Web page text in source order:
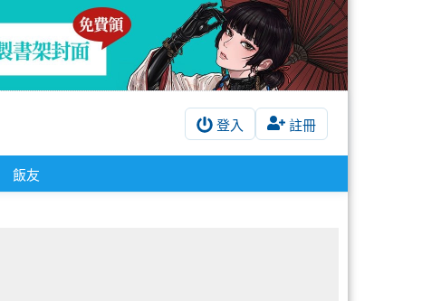
登入 註冊
飯友